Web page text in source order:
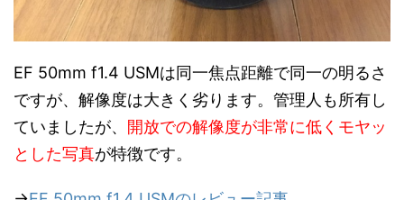
EF 50mm f1.4 USMは同一焦点距離で同一の明るさ
ですが、解像度は大きく劣ります。管理人も所有し
ていましたが、 開放での解像度が非常に低くモヤッ
とした写真が特徴です。